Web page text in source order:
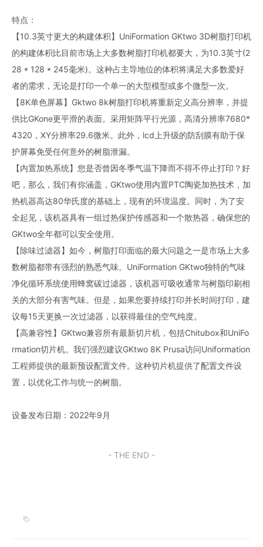
特点：
【10.3英寸更大的构建体积】UniFormation GKtwo 3D树脂打印机
的构建体积比目前市场上大多数树脂打印机都要大，为10.3英寸(2
28 * 128 * 245毫米)。这种占主导地位的体积将满足大多数爱好
者的需求，无论是打印一个单一的大型模型或多个微型一次。
【8K单色屏幕】Gktwo 8k树脂打印机将重新定义高分辨率，并提
供比GKone更平滑的表面。采用矩阵平行光源，高清分辨率7680*
4320，XY分辨率29.6微米。此外，lcd上升级的防刮膜有助于保
护屏幕免受任何意外的树脂泄漏。
【内置加热系统】您是否曾因冬季气温下降而不得不停止打印？好
吧，那么，我们有你涵盖，GKtwo使用内置PTC陶瓷加热技术，加
热机器高达80华氏度的基础上，现有的环境温度。同时，为了安
全起见，该机器具有一组过热保护传感器和一个散热器，确保您的
GKtwo全年都可以安全使用。
【除味过滤器】如今，树脂打印面临的最大问题之一是市场上大多
数树脂都带有强烈的熟悉气味。UniFormation GKtwo独特的气味
净化循环系统使用蜂窝碳过滤器，该机器可吸收通常与树脂印刷相
关的大部分有害气味。但是，如果您要持续打印并长时间打印，建
议每15天更换一次过滤器，以获得最佳的空气纯度。
【高兼容性】GKtwo兼容所有最新切片机，包括Chitubox和UniFo
rmation切片机。我们强烈建议GKtwo 8K Prusa访问Uniformation
工程师提供的最新预设配置文件。这种切片机提供了配置文件设
置，以优化工作与统一的树脂。
设备发布日期：2022年9月
- THE END -